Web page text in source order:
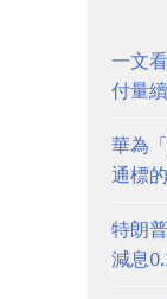
一文
付量
華為
通標
特朗
減息